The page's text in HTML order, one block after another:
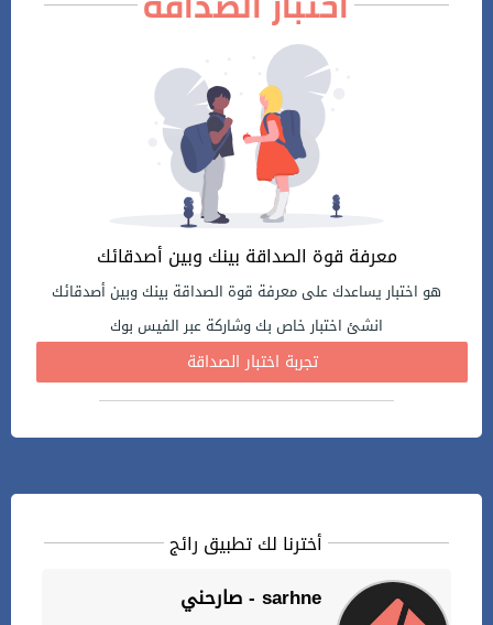
معرفة قوة الصداقة بينك وبين أصدقائك
هو اختبار يساعدك على معرفة قوة الصداقة بينك وبين أصدقائك
انشئ اختبار خاص بك وشاركة عبر الفيس بوك
تجربة اختبار الصداقة
أخترنا لك تطبيق رائج
صارحني - sarhne